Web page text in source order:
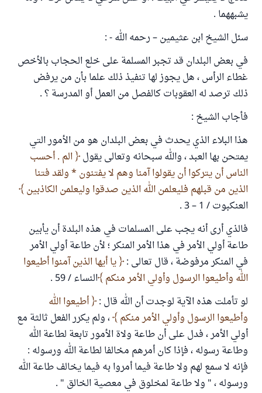
يشبههما .
سئل الشيخ ابن عثيمين – رحمه الله - :
في بعض البلدان قد تجبر المسلمة على خلع الحجاب بالأخص
غطاء الرأس ، هل يجوز لها تنفيذ ذلك علما بأن من يرفض
ذلك ترصد له العقوبات كالفصل من العمل أو المدرسة ؟ .
فأجاب الشيخ :
هذا البلاء الذي يحدث في بعض البلدان هو من الأمور التي
يمتحن بها العبد ، والله سبحانه وتعالى يقول الم . أحسب
الناس أن يتركوا أن يقولوا آمنا وهم لا يفتنون * ولقد فتنا
الذين من قبلهم فليعلمن الله الذين صدقوا وليعلمن الكاذبين
العنكبوت / 1 – 3 .
فالذي أرى أنه يجب على المسلمات في هذه البلدة أن يأبين
طاعة أولي الأمر في هذا الأمر المنكر ؛ لأن طاعة أولي الأمر
في المنكر مرفوضة ، قال تعالى : يا أيها الذين آمنوا أطيعوا
الله وأطيعوا الرسول وأولي الأمر منكم النساء / 59 .
لو تأملت هذه الآية لوجدت أن الله قال : أطيعوا الله
وأطيعوا الرسول وأولي الأمر منكم ، ولم يكرر الفعل ثالثة مع
أولي الأمر ، فدل على أن طاعة ولاة الأمور تابعة لطاعة الله
وطاعة رسوله ، فإذا كان أمرهم مخالفا لطاعة الله ورسوله :
فإنه لا سمع لهم ولا طاعة فيما أمروا به فيما يخالف طاعة الله
ورسوله ، " ولا طاعة لمخلوق في معصية الخالق " .